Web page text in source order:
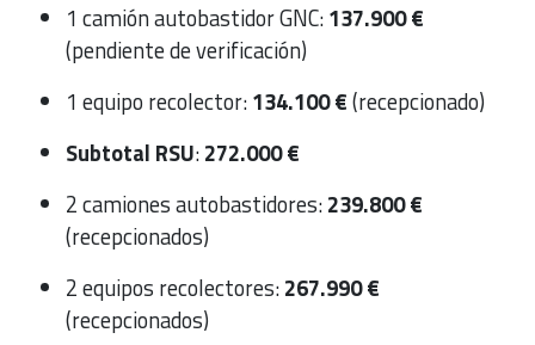
1 camión autobastidor GNC:137.900 €
(pendiente de verificación)
1 equipo recolector:134.100 €(recepcionado)
Subtotal RSU:272.000 €
2 camiones autobastidores:239.800 €
(recepcionados)
2 equipos recolectores:267.990 €
(recepcionados)